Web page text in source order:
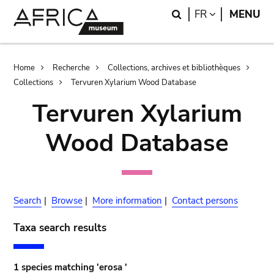
Search
FR LANGUAGE
MENU
Breadcrumb
Home Recherche
Collections, archives et bibliothèques
Collections
Tervuren Xylarium Wood Database
Tervuren Xylarium
Wood Database
Search | Browse | More information | Contact persons
Taxa search results
1 species matching 'erosa '